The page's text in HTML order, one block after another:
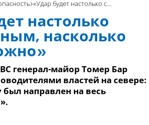
«Удар будет настолько смертельным, насколько это возможно»
настолько
насколько
генерал-майор Томер Бар
властей на севере:
направлен на весь